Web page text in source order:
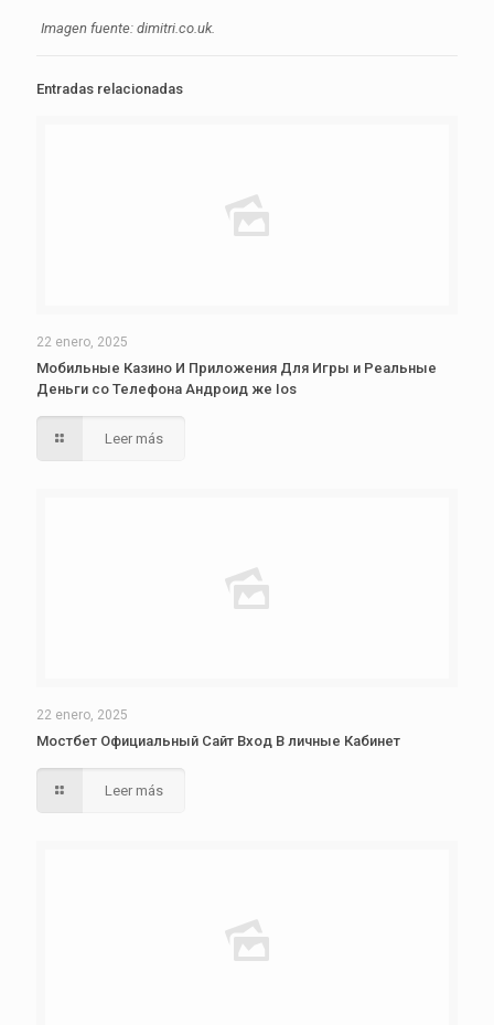
Imagen fuente: dimitri.co.uk.
Entradas relacionadas
22 enero, 2025
Мобильные Казино И Приложения Для Игры и Реальные
Деньги со Телефона Андроид же Ios
Leer más
22 enero, 2025
Мостбет Официальный Сайт Вход В личные Кабинет
Leer más